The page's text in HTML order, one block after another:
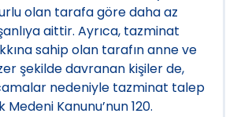
olan tarafa göre daha az
aittir. Ayrıca, tazminat
sahip olan tarafın anne ve
şekilde davranan kişiler de,
nedeniyle tazminat talep
Kanunu’nun 120.